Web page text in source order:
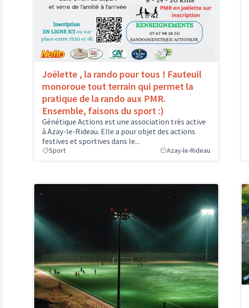
Joëlette , la rando pour tous ! Fauteuil
monoroue tout terrain qui permet la
pratique de la rando aux PMR.
Ensemble, faisons du sport :)
Génétique Actions est une association très active
à Azay-le-Rideau. Elle a pour objet des actions
festives et sportives dans le...
Sport Azay-le-Rideau